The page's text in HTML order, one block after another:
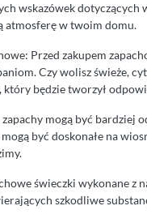
wskazówek
atmosferę w twoim domu.
Przed zakupem
Czy wolisz świeże,
który będzie tworzył
mogą być bardziej
być doskonałe na
świeczki wykonane z
szkodliwe